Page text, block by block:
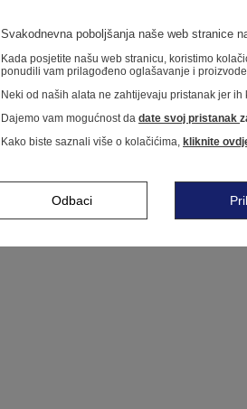
Svakodnevna poboljšanja naše web stranice
Kada posjetite našu web stranicu, koristimo
ponudili vam prilagođeno oglašavanje i
Neki od naših alata ne zahtijevaju pristanak jer
Dajemo vam mogućnost da date svoj pristanak
Kako biste saznali više o kolačićima, kliknite
Odbaci